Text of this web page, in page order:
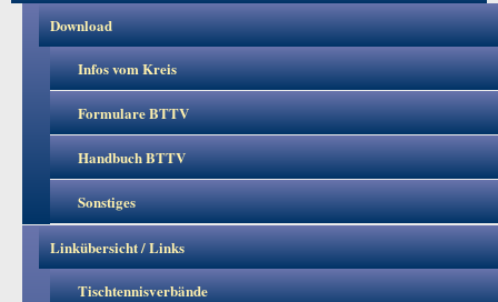
Download
Infos vom Kreis
Formulare BTTV
Handbuch BTTV
Sonstiges
Linkübersicht / Links
Tischtennisverbände